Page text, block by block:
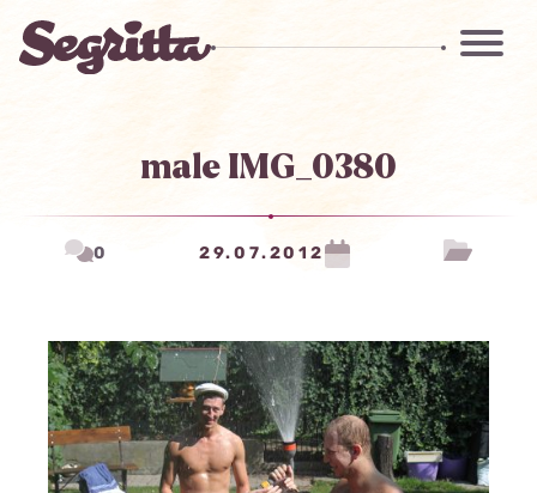
male IMG_0380
0 29.07.2012